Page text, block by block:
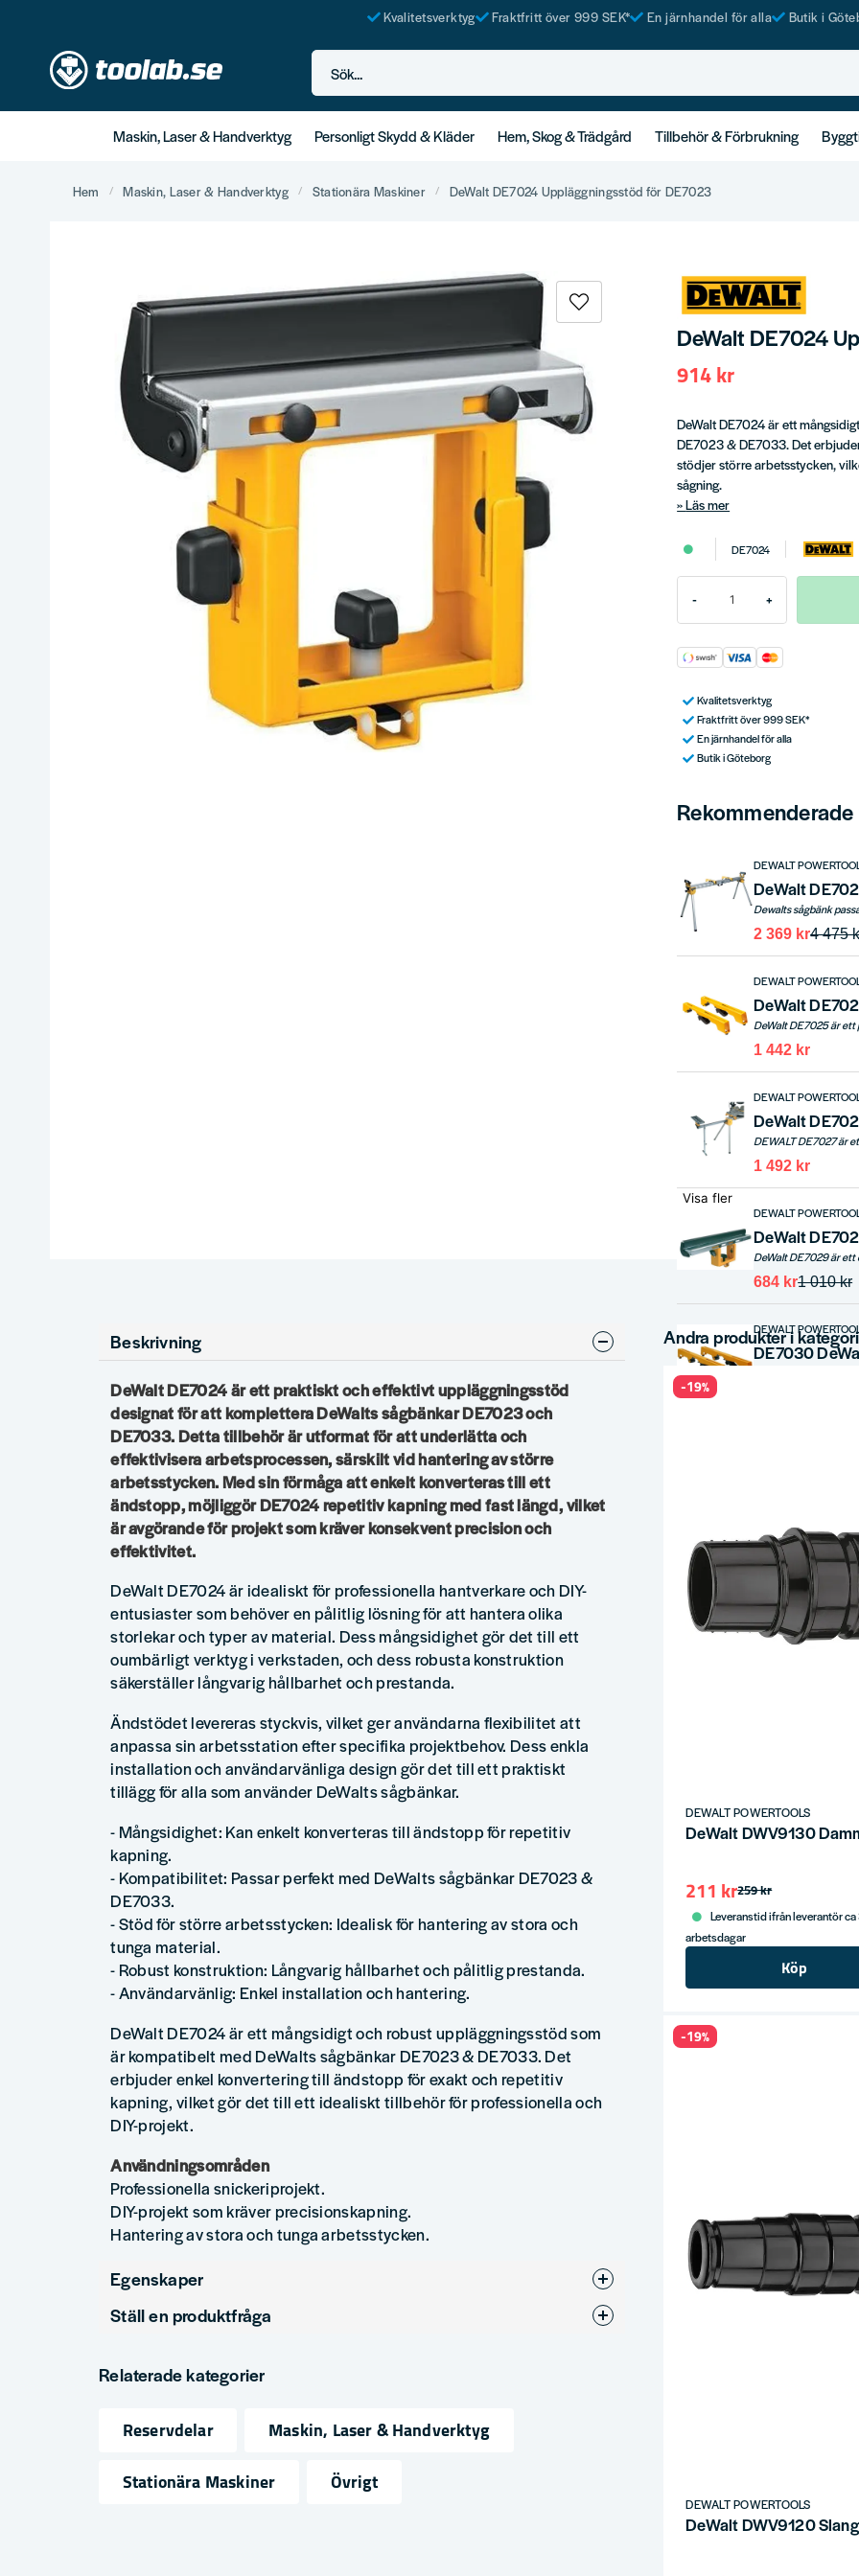
Kvalitetsverktyg Fraktfritt över 999 SEK* En järnhandel för alla Butik i
Sök...
Maskin, Laser & Handverktyg Personligt Skydd & Kläder Hem, Skog & Trädgård Tillbehör & Förbrukning
Hem Maskin, Laser & Handverktyg Stationära Maskiner DeWalt DE7024 Uppläggningsstöd för DE7023
DeWalt DE7024
914 kr
DeWalt DE7024 är ett
DE7023 & DE7033. Det
stödjer större arbetsstycken,
sågning.
Läs mer
DE7024
- +
Kvalitetsverktyg
Fraktfritt över 999 SEK*
En järnhandel för alla
Butik i Göteborg
DEWALT
DeWalt
4 475
2 369 kr
DEWALT
1 442 kr
DEWALT
DeWalt
1 492 kr
DEWALT
DeWalt
1 010 kr
684 kr
DEWALT
Extra Breda
DeWalt fot
Visa fler
Beskrivning
DeWalt DE7024 är ett praktiskt och effektivt uppläggningsstöd
designat för att komplettera DeWalts sågbänkar DE7023 och
DE7033. Detta tillbehör är utformat för att underlätta och
effektivisera arbetsprocessen, särskilt vid hantering av större
arbetsstycken. Med sin förmåga att enkelt konverteras till ett
ändstopp, möjliggör DE7024 repetitiv kapning med fast längd, vilket
är avgörande för projekt som kräver konsekvent precision och
effektivitet.
DeWalt DE7024 är idealiskt för professionella hantverkare och DIY-
entusiaster som behöver en pålitlig lösning för att hantera olika
storlekar och typer av material. Dess mångsidighet gör det till ett
oumbärligt verktyg i verkstaden, och dess robusta konstruktion
säkerställer långvarig hållbarhet och prestanda.
Ändstödet levereras styckvis, vilket ger användarna flexibilitet att
anpassa sin arbetsstation efter specifika projektbehov. Dess enkla
installation och användarvänliga design gör det till ett praktiskt
tillägg för alla som använder DeWalts sågbänkar.
- Mångsidighet: Kan enkelt konverteras till ändstopp för repetitiv
kapning.
- Kompatibilitet: Passar perfekt med DeWalts sågbänkar DE7023 &
DE7033.
- Stöd för större arbetsstycken: Idealisk för hantering av stora och
tunga material.
- Robust konstruktion: Långvarig hållbarhet och pålitlig prestanda.
- Användarvänlig: Enkel installation och hantering.
DeWalt DE7024 är ett mångsidigt och robust uppläggningsstöd som
är kompatibelt med DeWalts sågbänkar DE7023 & DE7033. Det
erbjuder enkel konvertering till ändstopp för exakt och repetitiv
kapning, vilket gör det till ett idealiskt tillbehör för professionella och
DIY-projekt.
Användningsområden
Professionella snickeriprojekt.
DIY-projekt som kräver precisionskapning.
Hantering av stora och tunga arbetsstycken.
Egenskaper
Produkttyp
Ställ en produktfråga
Fråga oss något om denna produkten...
Relaterade kategorier
Reservdelar
Maskin, Laser & Handverktyg
Stationära Maskiner
Övrigt
Andra produkter i
DEWALT POWERTOOLS
DeWalt DWV9130
259 kr
211 kr
Leveranstid ifrån leverantör ca
arbetsdagar
Köp
-19%
DEWALT POWERTOOLS
DeWalt DWV9120
-19%